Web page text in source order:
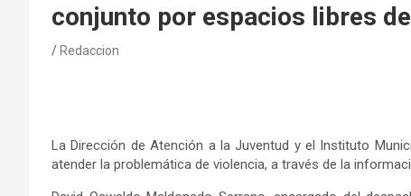
conjunto por espacios libres
Redaccion
LaDirección de Atención a la Juventud y el Instituto
atender la problemática de violencia, a través de la